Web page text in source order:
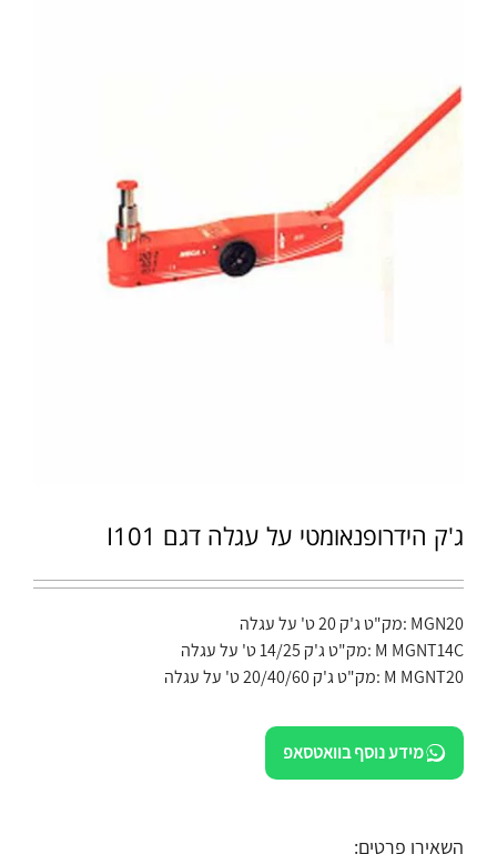
ג'ק הידרופנאומטי על עגלה דגם I101
MGN20 :מק"ט ג'ק 20 ט' על עגלה
M MGNT14C :מק"ט ג'ק 14/25 ט' על עגלה
M MGNT20 :מק"ט ג'ק 20/40/60 ט' על עגלה
מידע נוסף בוואטסאפ
השאירו פרטים: